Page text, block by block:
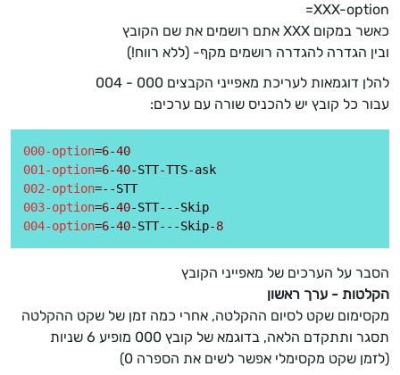
XXX-option=
כאשר במקום XXX אתם רושמים את שם הקובץ
ובין הגדרה להגדרה רושמים מקף- (ללא רווח!)
להלן דוגמאות לעריכת מאפייני הקבצים 000 - 004
עבור כל קובץ יש להכניס שורה עם ערכים:
000-option=6-40
001-option=6-40
002-option
003-option=6-40
004-option=6-40-STT---Skip-8
הסבר על הערכים של מאפייני הקובץ
הקלטות - ערך ראשון
מקסימום שקט לסיום ההקלטה, אחרי כמה זמן של שקט ההקלטה
תסגר ותתקדם הלאה, בדוגמא של קובץ 000 מופיע 6 שניות
(לזמן שקט מקסימלי אפשר לשים את הספרה 0)